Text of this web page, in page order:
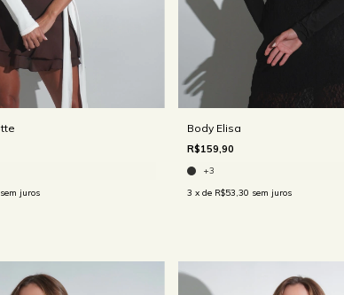
sem juros
Body Elisa
R$159,90
+3
3 x de R$53,30 sem juros